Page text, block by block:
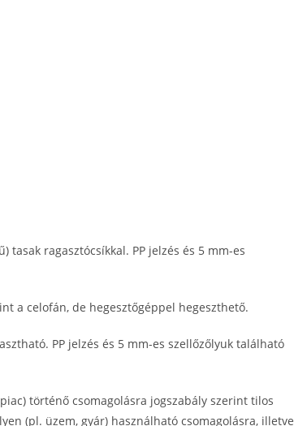
tasak ragasztócsíkkal. PP jelzés és 5 mm-es
a celofán, de hegesztőgéppel hegeszthető.
PP jelzés és 5 mm-es szellőzőlyuk található
történő csomagolásra jogszabály szerint tilos
(pl. üzem, gyár) használható csomagolásra, illetve